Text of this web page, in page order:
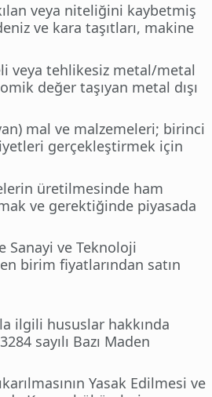
veya niteliğini kaybetmiş
ve kara taşıtları, makine
veya tehlikesiz metal/metal
değer taşıyan metal dışı
mal ve malzemeleri; birinci
gerçekleştirmek için
üretilmesinde ham
ve gerektiğinde piyasada
Sanayi ve Teknoloji
birim fiyatlarından satın
ilgili hususlar hakkında
sayılı Bazı Maden
Yasak Edilmesi ve